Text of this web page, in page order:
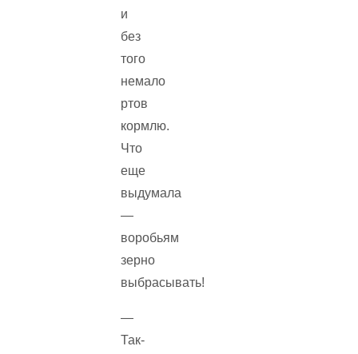
и
без
того
немало
ртов
кормлю.
Что
еще
выдумала
—
воробьям
зерно
выбрасывать!
—
Так-